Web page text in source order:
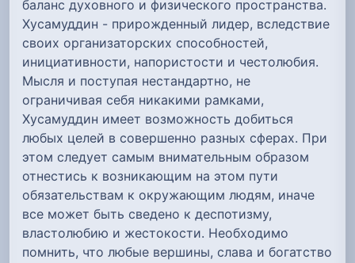
баланс духовного и физического пространства.
Хусамуддин - прирожденный лидер, вследствие
своих организаторских способностей,
инициативности, напористости и честолюбия.
Мысля и поступая нестандартно, не
ограничивая себя никакими рамками,
Хусамуддин имеет возможность добиться
любых целей в совершенно разных сферах. При
этом следует самым внимательным образом
отнестись к возникающим на этом пути
обязательствам к окружающим людям, иначе
все может быть сведено к деспотизму,
властолюбию и жестокости. Необходимо
помнить, что любые вершины, слава и богатство